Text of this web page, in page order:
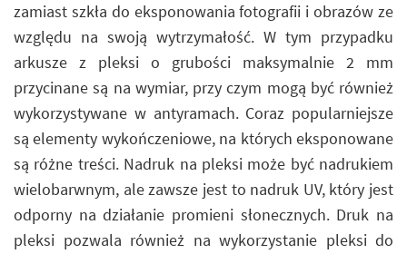
zamiast szkła do eksponowania fotografii i obrazów ze
względu na swoją wytrzymałość. W tym przypadku
arkusze z pleksi o grubości maksymalnie 2 mm
przycinane są na wymiar, przy czym mogą być również
wykorzystywane w antyramach. Coraz popularniejsze
są elementy wykończeniowe, na których eksponowane
są różne treści. Nadruk na pleksi może być nadrukiem
wielobarwnym, ale zawsze jest to nadruk UV, który jest
odporny na działanie promieni słonecznych. Druk na
pleksi pozwala również na wykorzystanie pleksi do